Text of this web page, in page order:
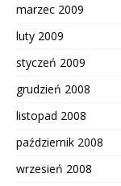
marzec 2009
luty 2009
styczeń 2009
grudzień 2008
listopad 2008
październik 2008
wrzesień 2008